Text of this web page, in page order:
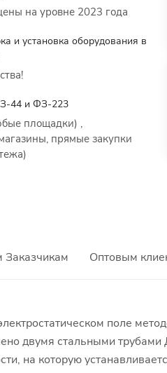
на уровне 2023 года
и установка оборудования в
44 и ФЗ-223
площадки) ,
прямые закупки
Заказчикам Оптовым
поле
двумя стальными
на которую